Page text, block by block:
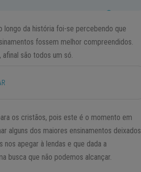
longo da história foi-se percebendo que
fossem melhor compreendidos.
são todos um só.
os cristãos, pois este é o momento em
alguns dos maiores ensinamentos deixados
nos apegar à lendas e que dada a
busca que não podemos alcançar.